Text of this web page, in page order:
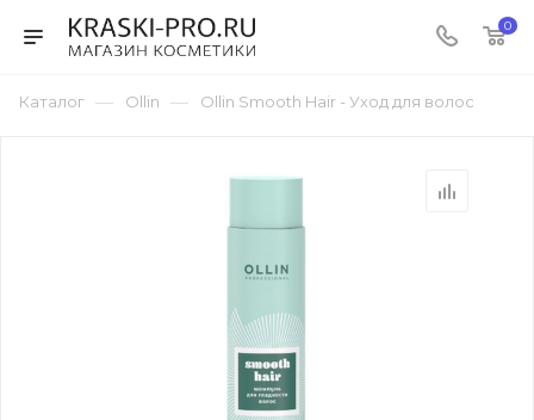
0
Каталог — Ollin — Ollin Smooth Hair - Уход для волос